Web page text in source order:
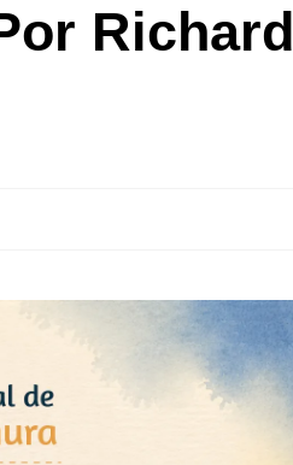
Richard